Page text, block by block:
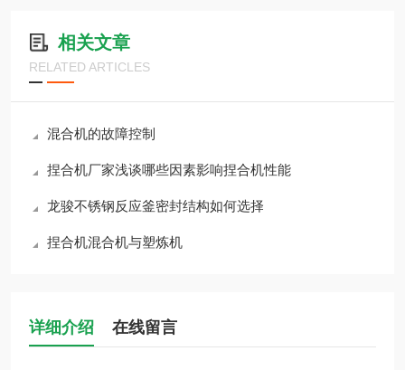
相关文章
RELATED ARTICLES
混合机的故障控制
捏合机厂家浅谈哪些因素影响捏合机性能
龙骏不锈钢反应釜密封结构如何选择
捏合机混合机与塑炼机
详细介绍 在线留言